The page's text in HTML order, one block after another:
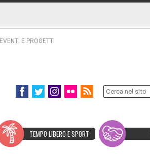
EVENTI E PROGETTI
TEMPO LIBERO E SPORT